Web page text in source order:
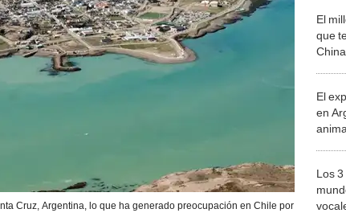
Cruz, Argentina, lo que ha generado preocupación en Chile por
El
que
El
en
Los